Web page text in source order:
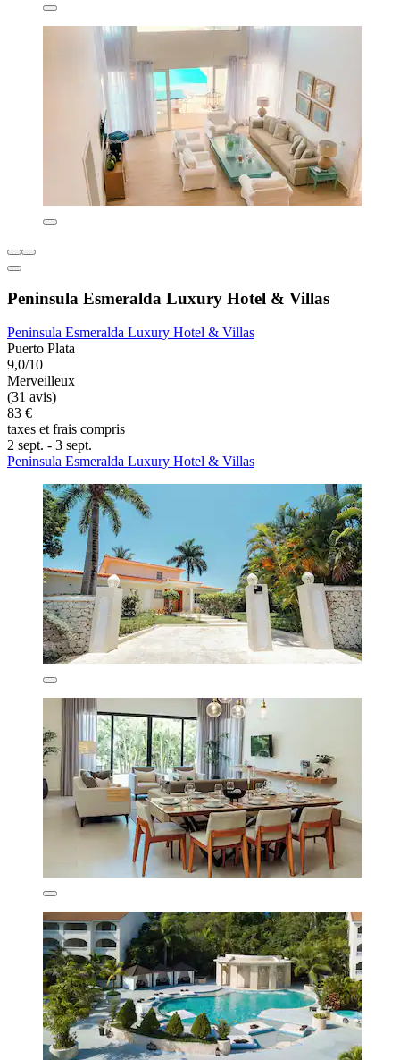
Peninsula Esmeralda Luxury Hotel & Villas
Peninsula Esmeralda Luxury Hotel & Villas
Puerto Plata
9,0/10
Merveilleux
(31 avis)
83 €
taxes et frais compris
2 sept. - 3 sept.
Peninsula Esmeralda Luxury Hotel & Villas